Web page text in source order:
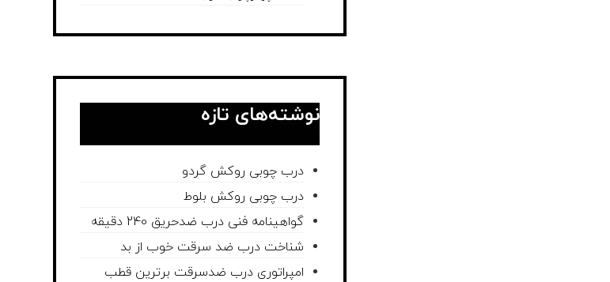
نوشته‌های تازه
درب چوبی روکش گردو
درب چوبی روکش بلوط
گواهینامه فنی درب ضدحریق 240 دقیقه
شناخت درب ضد سرقت خوب از بد
امپراتوری درب ضدسرقت برترین قطب